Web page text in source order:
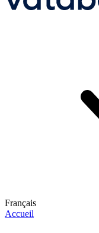
Français
Accueil